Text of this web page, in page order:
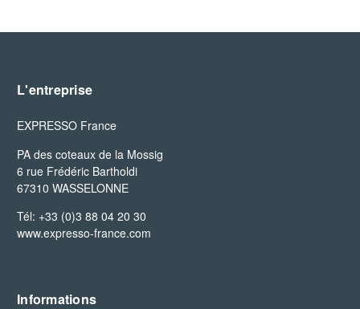
L'entreprise
EXPRESSO France
PA des coteaux de la Mossig
6 rue Frédéric Bartholdi
67310 WASSELONNE
Tél: +33 (0)3 88 04 20 30
www.expresso-france.com
Informations